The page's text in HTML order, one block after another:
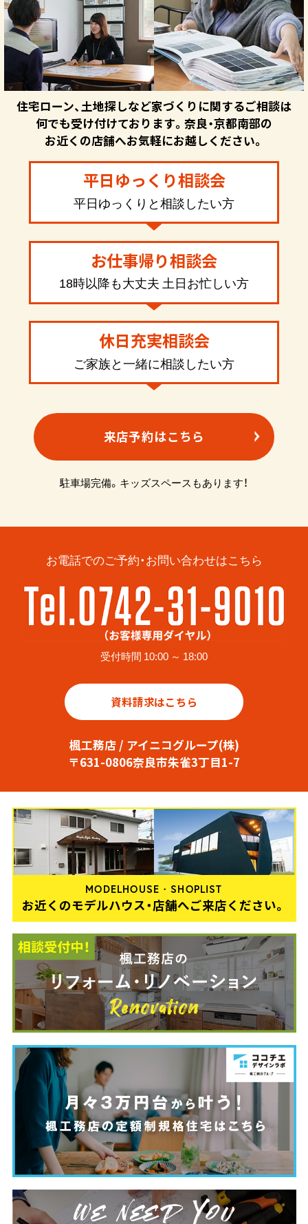
住宅ローン、土地探しなど家づくりに関するご相談は
何でも受け付けております。奈良・京都南部の
お近くの店舗へお気軽にお越しください。
平日ゆっくり相談会
平日ゆっくりと相談したい方
お仕事帰り相談会
18時以降も大丈夫 土日お忙しい方
休日充実相談会
ご家族と一緒に相談したい方
来店予約はこちら
駐車場完備。キッズスペースもあります！
お電話でのご予約・お問い合わせはこちら
受付時間 10:00 ～ 18:00
資料請求はこちら
楓工務店 / アイニコグループ(株)
〒631-0806奈良市朱雀3丁目1-7
MODELHOUSE・SHOPLIST
お近くのモデルハウス・店舗へご来店ください。